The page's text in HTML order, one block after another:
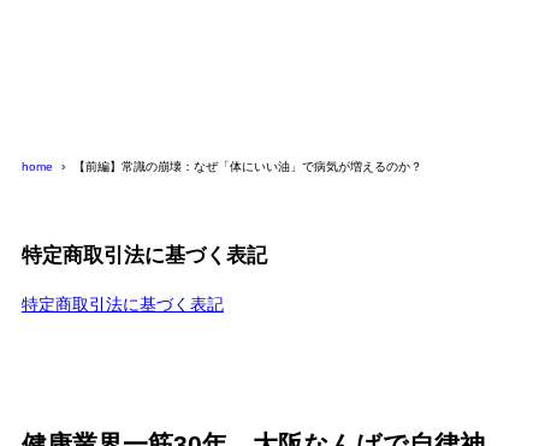
home 【前編】常識の崩壊：なぜ「体にいい油」で病気が増えるのか？
特定商取引法に基づく表記
特定商取引法に基づく表記